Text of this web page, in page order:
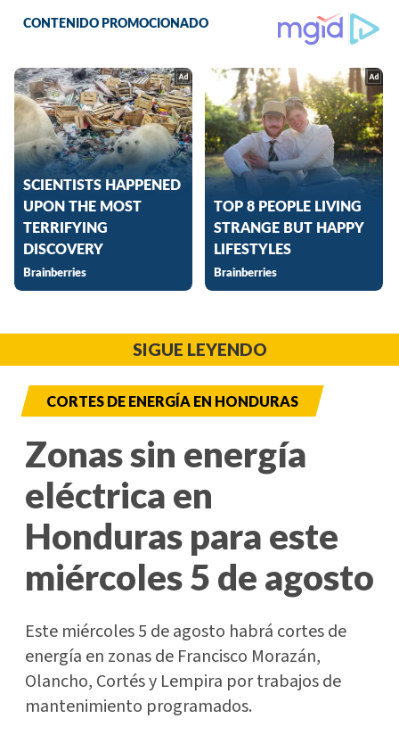
SIGUE LEYENDO
CORTES DE ENERGÍA EN HONDURAS
Zonas sin energía
eléctrica en
Honduras para este
miércoles 5 de agosto
Este miércoles 5 de agosto habrá cortes de
energía en zonas de Francisco Morazán,
Olancho, Cortés y Lempira por trabajos de
mantenimiento programados.